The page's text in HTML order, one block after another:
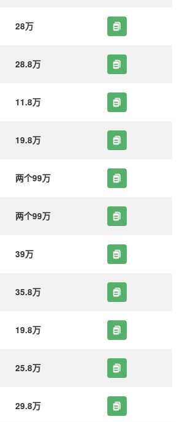
28万
28.8万
11.8万
19.8万
两个99万
两个99万
39万
35.8万
19.8万
25.8万
29.8万